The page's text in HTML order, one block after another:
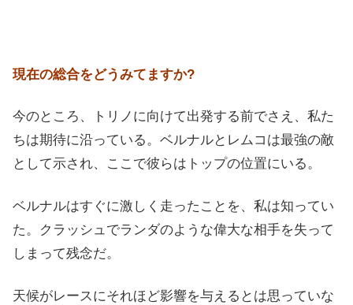
現在の総合をどうみてますか?
今のところ、トリノに向けて出発する前でさえ、私た
ちは期待に沿っている。ベルナルとレムコは最強の敵
として示され、ここで彼らはトップの位置にいる。
ベルナルはすぐに激しく走ったことを、私は知ってい
た。クラッシュでランダのような偉大な相手を失って
しまって残念だ。
天候がレースにそれほど影響を与えるとは思っていな